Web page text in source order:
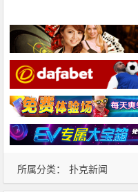
所属分类： 扑克新闻